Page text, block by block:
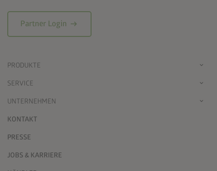
Partner Login arrow_right_alt
PRODUKTE
SERVICE
UNTERNEHMEN
KONTAKT
PRESSE
JOBS & KARRIERE